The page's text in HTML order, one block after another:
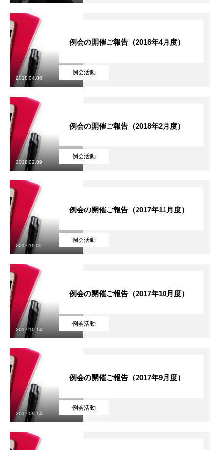
HOME
ITよろず相談
KCA概要
会員・サービス一覧
ソリューション
活動実績一覧
例会活動
例会の開催ご報告（2018年4月度）
2018.04.06
例会活動
例会の開催ご報告（2018年2月度）
2018.02.09
例会活動
例会の開催ご報告（2017年11月度）
2017.11.09
例会活動
例会の開催ご報告（2017年10月度）
2017.10.14
例会活動
例会の開催ご報告（2017年9月度）
2017.09.14